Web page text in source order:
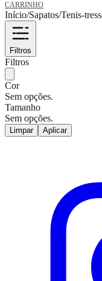
CARRINHO
Início/Sapatos/Tenis-
Filtros
Filtros
Cor
Sem opções.
Tamanho
Sem opções.
Limpar Aplicar